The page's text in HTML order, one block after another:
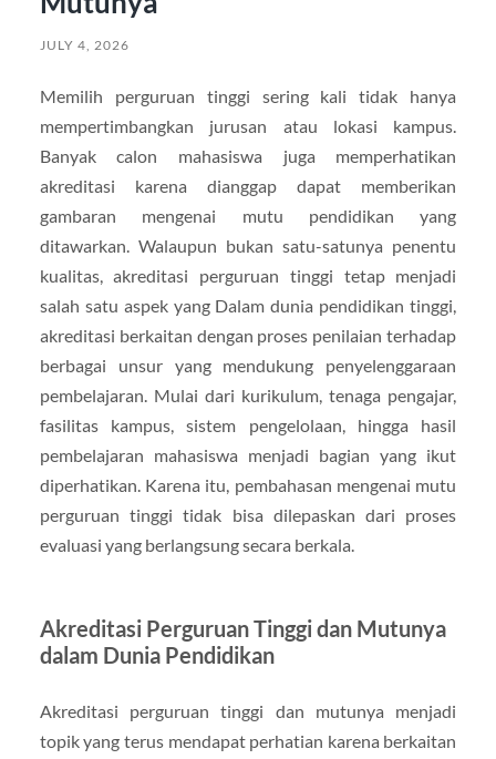
JULY 4, 2026
Memilih perguruan tinggi sering kali tidak hanya
mempertimbangkan jurusan atau lokasi kampus.
Banyak calon mahasiswa juga memperhatikan
akreditasi karena dianggap dapat memberikan
gambaran mengenai mutu pendidikan yang
ditawarkan. Walaupun bukan satu-satunya penentu
kualitas, akreditasi perguruan tinggi tetap menjadi
salah satu aspek yang Dalam dunia pendidikan tinggi,
akreditasi berkaitan dengan proses penilaian terhadap
berbagai unsur yang mendukung penyelenggaraan
pembelajaran. Mulai dari kurikulum, tenaga pengajar,
fasilitas kampus, sistem pengelolaan, hingga hasil
pembelajaran mahasiswa menjadi bagian yang ikut
diperhatikan. Karena itu, pembahasan mengenai mutu
perguruan tinggi tidak bisa dilepaskan dari proses
evaluasi yang berlangsung secara berkala.
Akreditasi Perguruan Tinggi dan Mutunya
dalam Dunia Pendidikan
Akreditasi perguruan tinggi dan mutunya menjadi
topik yang terus mendapat perhatian karena berkaitan